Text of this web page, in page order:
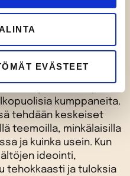
EVÄSTEET
sisältöstrategian
kumppaneita.
tehdään keskeiset
teemoilla, minkälaisilla
ja kuinka usein. Kun
ideointi,
tehokkaasti ja tuloksia